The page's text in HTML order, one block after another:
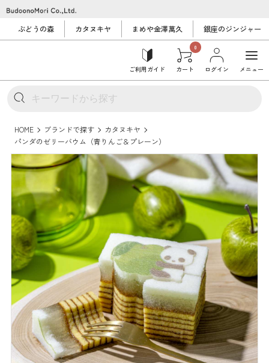
ぶどうの森 カタヌキヤ まめや金澤萬久 銀座のジンジャー
ご利用ガイド
0
カート ログイン メニュー
HOME ブランドで探す
カタヌキヤ
パンダのゼリーバウム（青りんご＆プレーン）